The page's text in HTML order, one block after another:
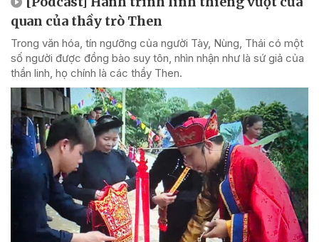
quan của thầy trò Then
Trong văn hóa, tín ngưỡng của người Tày, Nùng, Thái có một
số người được đồng bào suy tôn, nhìn nhận như là sứ giả của
thần linh, họ chính là các thầy Then.